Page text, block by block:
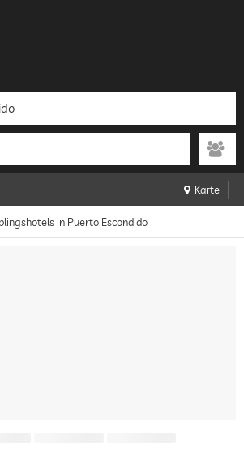
Karte
in Puerto Escondido